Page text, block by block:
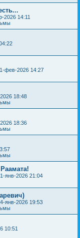
2026 14:11
фев-2026 14:27
18:48
18:36
янв-2026 21:04
янв-2026 19:53
10:51